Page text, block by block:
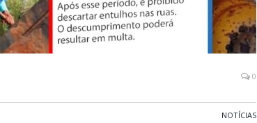
0
NOTÍCIAS